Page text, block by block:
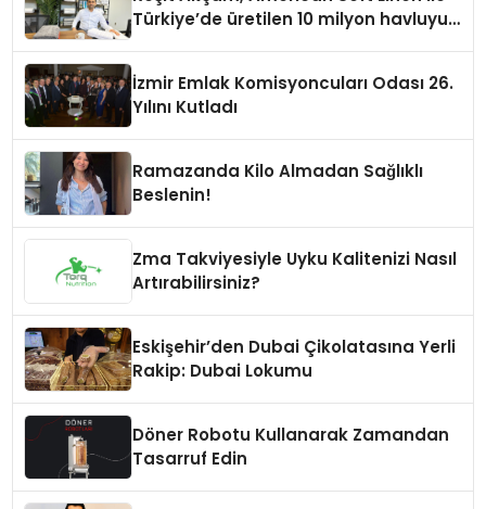
Türkiye’de üretilen 10 milyon havluyu
İzmir Emlak Komisyoncuları Odası 26.
Yılını Kutladı
Ramazanda Kilo Almadan Sağlıklı
Beslenin!
Zma Takviyesiyle Uyku Kalitenizi Nasıl
Artırabilirsiniz?
Eskişehir’den Dubai Çikolatasına Yerli
Rakip: Dubai Lokumu
Döner Robotu Kullanarak Zamandan
Tasarruf Edin